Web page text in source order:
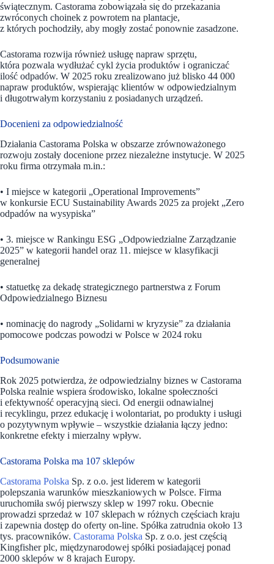
świątecznym. Castorama zobowiązała się do przekazania
zwróconych choinek z powrotem na plantacje,
z których pochodziły, aby mogły zostać ponownie zasadzone.
Castorama rozwija również usługę napraw sprzętu,
która pozwala wydłużać cykl życia produktów i ograniczać
ilość odpadów. W 2025 roku zrealizowano już blisko 44 000
napraw produktów, wspierając klientów w odpowiedzialnym
i długotrwałym korzystaniu z posiadanych urządzeń.
Docenieni za odpowiedzialność
Działania Castorama Polska w obszarze zrównoważonego
rozwoju zostały docenione przez niezależne instytucje. W 2025
roku firma otrzymała m.in.:
• I miejsce w kategorii „Operational Improvements”
w konkursie ECU Sustainability Awards 2025 za projekt „Zero
odpadów na wysypiska”
• 3. miejsce w Rankingu ESG „Odpowiedzialne Zarządzanie
2025” w kategorii handel oraz 11. miejsce w klasyfikacji
generalnej
• statuetkę za dekadę strategicznego partnerstwa z Forum
Odpowiedzialnego Biznesu
• nominację do nagrody „Solidarni w kryzysie” za działania
pomocowe podczas powodzi w Polsce w 2024 roku
Podsumowanie
Rok 2025 potwierdza, że odpowiedzialny biznes w Castorama
Polska realnie wspiera środowisko, lokalne społeczności
i efektywność operacyjną sieci. Od energii odnawialnej
i recyklingu, przez edukację i wolontariat, po produkty i usługi
o pozytywnym wpływie – wszystkie działania łączy jedno:
konkretne efekty i mierzalny wpływ.
Castorama Polska ma 107 sklepów
Castorama Polska Sp. z o.o. jest liderem w kategorii
polepszania warunków mieszkaniowych w Polsce. Firma
uruchomiła swój pierwszy sklep w 1997 roku. Obecnie
prowadzi sprzedaż w 107 sklepach w różnych częściach kraju
i zapewnia dostęp do oferty on-line. Spółka zatrudnia około 13
tys. pracowników. Castorama Polska Sp. z o.o. jest częścią
Kingfisher plc, międzynarodowej spółki posiadającej ponad
2000 sklepów w 8 krajach Europy.